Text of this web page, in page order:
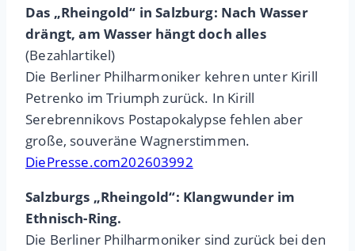
Das „Rheingold“ in Salzburg: Nach Wasser
drängt, am Wasser hängt doch alles
(Bezahlartikel)
Die Berliner Philharmoniker kehren unter Kirill
Petrenko im Triumph zurück. In Kirill
Serebrennikovs Postapokalypse fehlen aber
große, souveräne Wagnerstimmen.
DiePresse.com202603992
Salzburgs „Rheingold“: Klangwunder im
Ethnisch-Ring.
Die Berliner Philharmoniker sind zurück bei den